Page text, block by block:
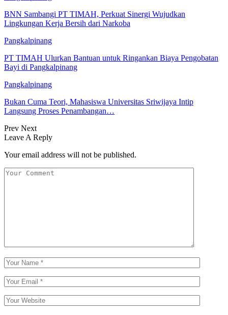
BNN Sambangi PT TIMAH, Perkuat Sinergi Wujudkan
Lingkungan Kerja Bersih dari Narkoba
Pangkalpinang
PT TIMAH Ulurkan Bantuan untuk Ringankan Biaya Pengobatan
Bayi di Pangkalpinang
Pangkalpinang
Bukan Cuma Teori, Mahasiswa Universitas Sriwijaya Intip
Langsung Proses Penambangan…
Prev Next
Leave A Reply
Your email address will not be published.